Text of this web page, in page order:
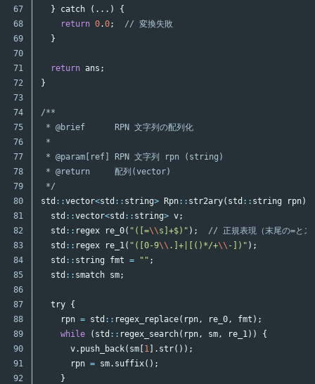
67
68
69
70
71
72
73
74
75
76
77
78
79
80
81
82
83
84
85
86
87
88
89
90
91
92
}
catch (...)
{
return 0.0;
// 変換失敗
}
return ans ;
}
/**
* @brief      RPN 文字列の配列化
*
* @param[ref] RPN 文字列 rpn (string)
* @return     配列(vector)
*/
std ::vector<std :: string> Rpn:: str2ary( std :: string rpn)
std ::vector<std :: string> v;
std :: regex re_0( "([=\\s]+$)" );
// 正規表現（末尾の=とス
std :: regex re_1 ( "([0-9\\ .]+|[()*/+\\ -])" );
std :: string fmt = "" ;
std :: smatch sm;
try {
rpn = std :: regex_replace( rpn , re_0 , fmt );
while
( std :: regex_search( rpn , sm , re_1 ))
{
v. push_back( sm [1 ]. str());
rpn = sm. suffix();
}